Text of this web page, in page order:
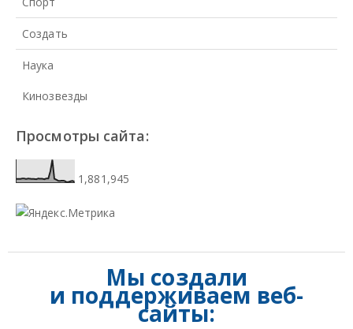
Создать
Наука
Кинозвезды
Просмотры сайта:
1,881,945
Мы создали
и поддерживаем веб-
сайты: